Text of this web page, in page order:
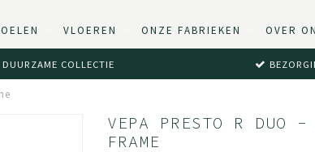
VLOEREN ONZE FABRIEKEN OVER
DUURZAME COLLECTIE
VEPA PRESTO R
FRAME